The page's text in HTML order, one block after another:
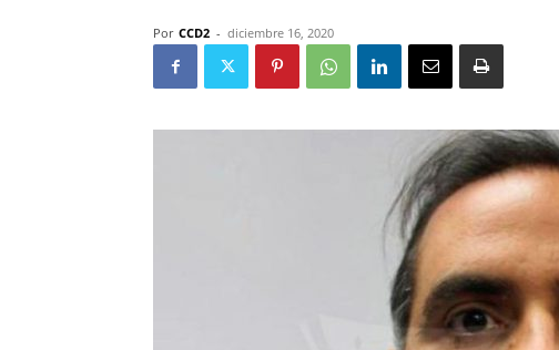
Por CCD2 - diciembre 16, 2020